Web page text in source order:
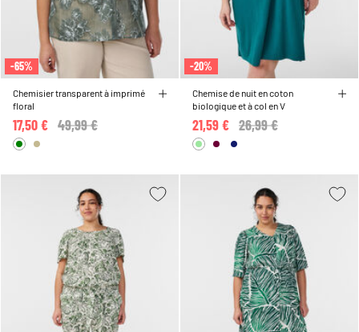
-65%
Chemisier transparent à imprimé
floral
Price reduced from
49,99 €
17,50 €
-20%
Chemise de nuit en coton
biologique et à col en V
Price reduced from
26,99 €
21,59 €